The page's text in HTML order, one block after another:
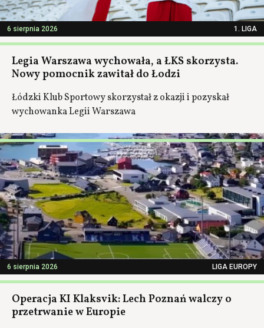
6 sierpnia 2026 1. LIGA
Legia Warszawa wychowała, a ŁKS skorzysta.
Nowy pomocnik zawitał do Łodzi
Łódzki Klub Sportowy skorzystał z okazji i pozyskał
wychowanka Legii Warszawa
6 sierpnia 2026 LIGA EUROPY
Operacja KI Klaksvik: Lech Poznań walczy o
przetrwanie w Europie